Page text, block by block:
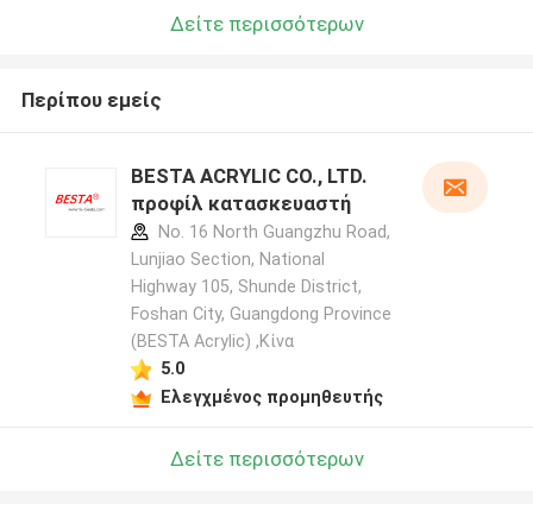
Δείτε περισσότερων
Περίπου εμείς
BESTA ACRYLIC CO., LTD.
προφίλ κατασκευαστή
No. 16 North Guangzhu Road,
Lunjiao Section, National
Highway 105, Shunde District,
Foshan City, Guangdong Province
(BESTA Acrylic) ,Κίνα
5.0
Ελεγχμένος προμηθευτής
Δείτε περισσότερων